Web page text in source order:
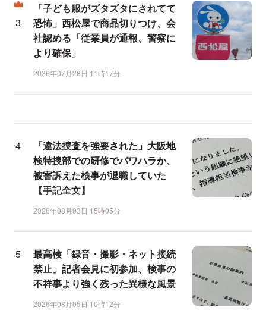
「子ども服がズタズタにされてて
恐怖」西松屋で商品切りつけ、会
社認める「従業員が通報、警察に
より確保」
2026年07月28日 11時17分
「違法捜査を強要された」大阪地
検特捜部での研修でパワハラか、
被害訴えた検事が退職していた
【手記全文】
2026年08月03日 15時05分
最高検「録音・撮影・ネット接続
禁止」記者会見に初参加、検事の
不祥事より強く残った異様な風景
2026年08月05日 10時12分